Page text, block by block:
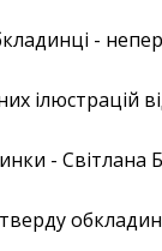
-
ілюстрацій
- Світлана